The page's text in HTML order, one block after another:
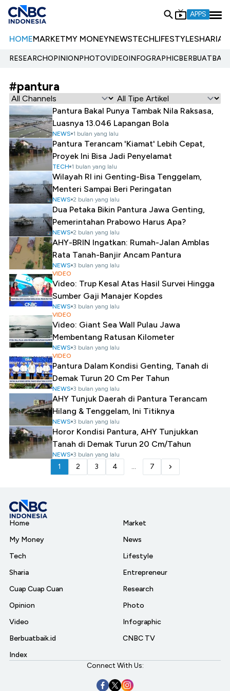
APPS
HOMEMARKETMY MONEYNEWSTECHLIFESTYLESHARIA
RESEARCHOPINIONPHOTOVIDEOINFOGRAPHIC
#pantura
Pantura Bakal Punya Tambak Nila Raksasa,
Luasnya 13.046 Lapangan Bola
NEWS 1 bulan yang lalu
Pantura Terancam 'Kiamat' Lebih Cepat,
Proyek Ini Bisa Jadi Penyelamat
TECH 1 bulan yang lalu
Wilayah RI ini Genting-Bisa Tenggelam,
Menteri Sampai Beri Peringatan
NEWS 2 bulan yang lalu
Dua Petaka Bikin Pantura Jawa Genting,
Pemerintahan Prabowo Harus Apa?
NEWS 2 bulan yang lalu
AHY-BRIN Ingatkan: Rumah-Jalan Amblas
Rata Tanah-Banjir Ancam Pantura
NEWS 3 bulan yang lalu
VIDEO
Video: Trup Kesal Atas Hasil Survei Hingga
Sumber Gaji Manajer Kopdes
NEWS 3 bulan yang lalu
VIDEO
Video: Giant Sea Wall Pulau Jawa
Membentang Ratusan Kilometer
NEWS 3 bulan yang lalu
VIDEO
Pantura Dalam Kondisi Genting, Tanah di
Demak Turun 20 Cm Per Tahun
NEWS 3 bulan yang lalu
AHY Tunjuk Daerah di Pantura Terancam
Hilang & Tenggelam, Ini Titiknya
NEWS 3 bulan yang lalu
Horor Kondisi Pantura, AHY Tunjukkan
Tanah di Demak Turun 20 Cm/Tahun
NEWS 3 bulan yang lalu
1 2 3 4 ... 7
Home
My Money
Tech
Sharia
Cuap Cuap Cuan
Opinion
Video
Berbuatbaik.id
Index
Market
News
Lifestyle
Entrepreneur
Research
Photo
Infographic
CNBC TV
Connect With Us: